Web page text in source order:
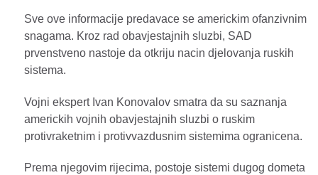
Sve ove informacije predavace se americkim ofanzivnim
snagama. Kroz rad obavjestajnih sluzbi, SAD
prvenstveno nastoje da otkriju nacin djelovanja ruskih
sistema.
Vojni ekspert Ivan Konovalov smatra da su saznanja
americkih vojnih obavjestajnih sluzbi o ruskim
protivraketnim i protivvazdusnim sistemima ogranicena.
Prema njegovim rijecima, postoje sistemi dugog dometa